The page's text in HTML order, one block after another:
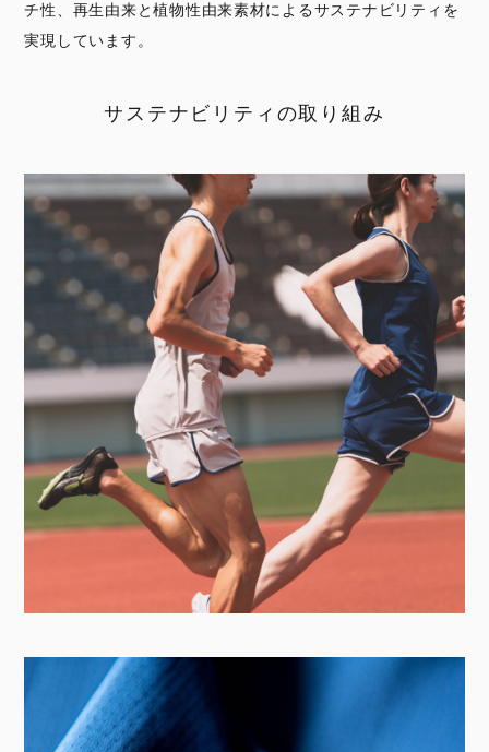
チ性、再生由来と植物性由来素材によるサステナビリティを
実現しています。
サステナビリティの取り組み